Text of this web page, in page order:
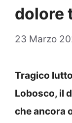
dolore
23 Marzo
Tragico
Lobosco, il
che ancora